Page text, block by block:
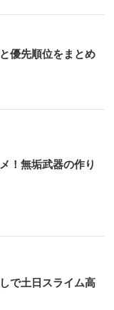
優先順位をまとめ
！無垢武器の作り
で土日スライム高